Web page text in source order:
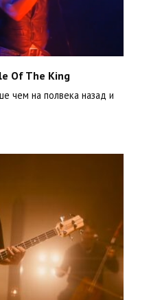
Of The King
чем на полвека назад и